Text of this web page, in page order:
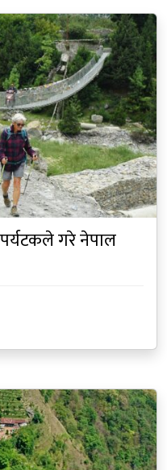
गरे नेपाल